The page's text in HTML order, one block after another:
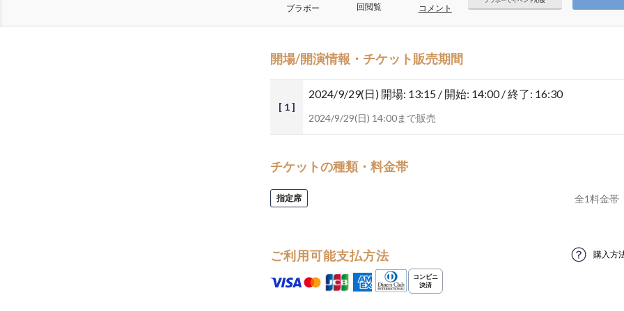
ブラボー 回閲覧 コメント
開場/開演情報・チケット販売期間
[ 1 ]
2024/9/29(日) 開場: 13:15 / 開始: 14:00 / 終了: 16:30
2024/9/29(日) 14:00まで販売
チケットの種類・料金帯
指定席 全1料金帯
ご利用可能支払方法 購入方